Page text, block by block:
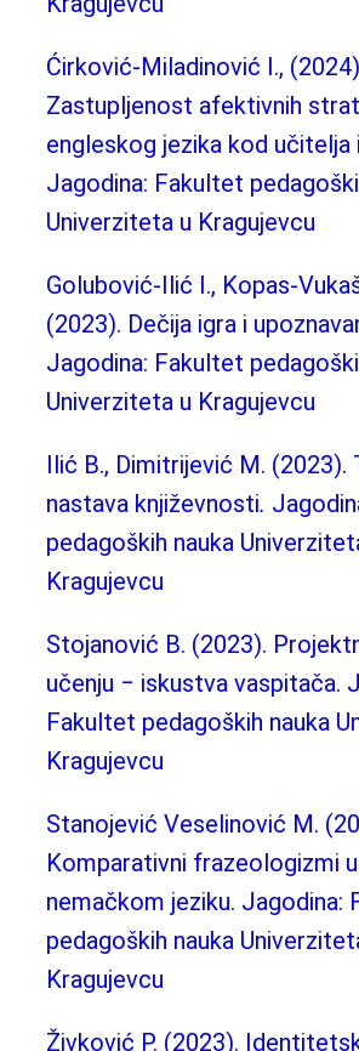
Ćirković-Miladinović I.,
Zastupljenost afektivnih
engleskog jezika kod učitelja
Jagodina: Fakultet
Univerziteta u Kragujevcu
Golubović-Ilić I., Kopas-
(2023). Dečija igra i
Jagodina: Fakultet
Univerziteta u Kragujevcu
Ilić B., Dimitrijević M. (2023).
nastava književnosti.
pedagoških nauka
Kragujevcu
Stojanović B. (2023).
učenju ‒ iskustva vaspitača.
Fakultet pedagoških nauka
Kragujevcu
Stanojević Veselinović M.
Komparativni frazeologizmi
nemačkom jeziku. Jagodina:
pedagoških nauka
Kragujevcu
Živković P. (2023).